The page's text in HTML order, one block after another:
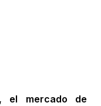
el mercado de